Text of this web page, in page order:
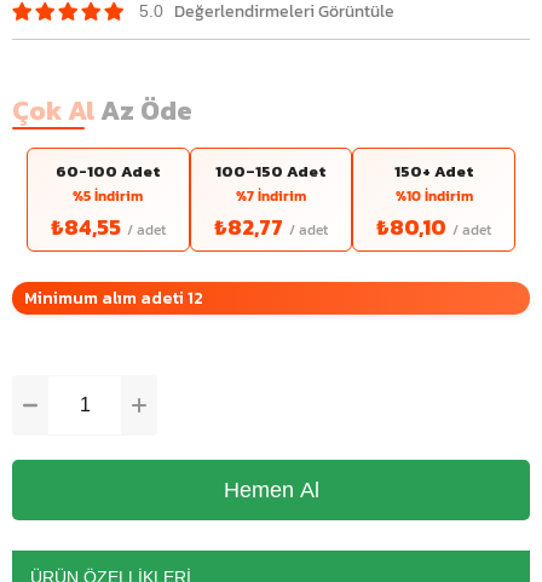
5.0
Çok AlAz Öde
60-100 Adet
%5 İndirim
₺84,55
100–150 Adet
%7 İndirim
₺82,77
150+ Adet
%10 İndirim
₺80,10
Minimum alım adeti 12
ÜRÜN ÖZELLIKLERI